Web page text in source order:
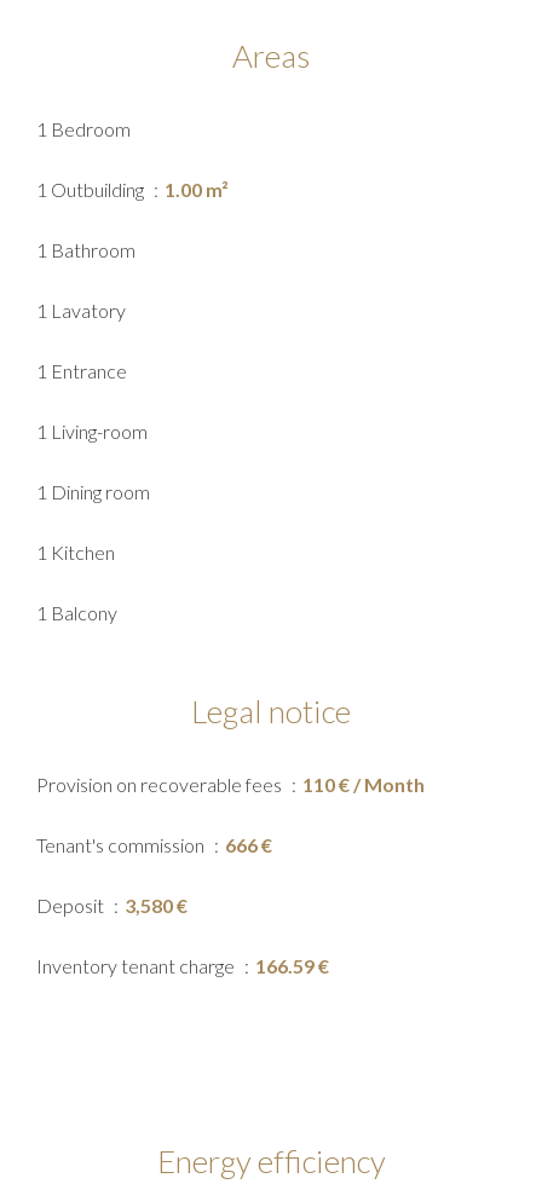
Areas
1 Bedroom
1 Outbuilding 1.00 m²
1 Bathroom
1 Lavatory
1 Entrance
1 Living-room
1 Dining room
1 Kitchen
1 Balcony
Legal notice
Provision on recoverable fees 110 € / Month
Tenant's commission 666 €
Deposit 3,580 €
Inventory tenant charge 166.59 €
Energy efficiency